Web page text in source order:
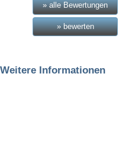
» alle Bewertungen
» bewerten
Weitere Informationen